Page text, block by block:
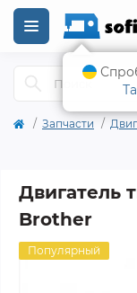
Запчасти
Двигатель
Brother
Популярный